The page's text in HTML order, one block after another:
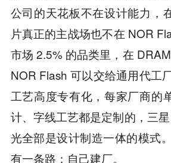
公司的天花板不在设计能力，
片真正的主战场也不在 NOR
市场 2.5% 的品类里，在
NOR Flash 可以交给通用代工
工艺高度专有化，每家厂商的
计、字线工艺都是定制的，三
光全部是设计制造一体的模式
有一条路：自己建厂。